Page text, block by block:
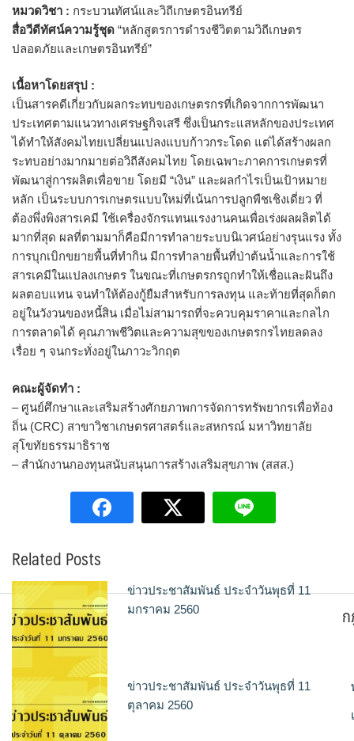
หมวดวิชา : กระบวนทัศน์และวิถีเกษตรอินทรีย์
สื่อวีดีทัศน์ความรู้ชุด “หลักสูตรการดำรงชีวิตตามวิถีเกษตร
ปลอดภัยและเกษตรอินทรีย์”
เนื้อหาโดยสรุป :
เป็นสารคดีเกี่ยวกับผลกระทบของเกษตรกรที่เกิดจากการพัฒนา
ประเทศตามแนวทางเศรษฐกิจเสรี ซึ่งเป็นกระแสหลักของประเทศ
ได้ทำให้สังคมไทยเปลี่ยนแปลงแบบก้าวกระโดด แต่ได้สร้างผลก
ระทบอย่างมากมายต่อวิถีสังคมไทย โดยเฉพาะภาคการเกษตรที่
พัฒนาสู่การผลิตเพื่อขาย โดยมี “เงิน” และผลกำไรเป็นเป้าหมาย
หลัก เป็นระบบการเกษตรแบบใหม่ที่เน้นการปลูกพืชเชิงเดี่ยว ที่
ต้องพึ่งพิงสารเคมี ใช้เครื่องจักรแทนแรงงานคนเพื่อเร่งผลผลิตได้
มากที่สุด ผลที่ตามมาก็คือมีการทำลายระบบนิเวศน์อย่างรุนแรง ทั้ง
การบุกเบิกขยายพื้นที่ทำกิน มีการทำลายพื้นที่ป่าต้นน้ำและการใช้
สารเคมีในแปลงเกษตร ในขณะที่เกษตรกรถูกทำให้เชื่อและฝันถึง
ผลตอบแทน จนทำให้ต้องกู้ยืมสำหรับการลงทุน และท้ายที่สุดก็ตก
อยู่ในวังวนของหนี้สิน เมื่อไม่สามารถที่จะควบคุมราคาและกลไก
การตลาดได้ คุณภาพชีวิตและความสุขของเกษตรกรไทยลดลง
เรื่อย ๆ จนกระทั่งอยู่ในภาวะวิกฤต
คณะผู้จัดทำ :
– ศูนย์ศึกษาและเสริมสร้างศักยภาพการจัดการทรัพยากรเพื่อท้อง
ถิ่น (CRC) สาขาวิชาเกษตรศาสตร์และสหกรณ์ มหาวิทยาลัย
สุโขทัยธรรมาธิราช
– สำนักงานกองทุนสนับสนุนการสร้างเสริมสุขภาพ (สสส.)
Related Posts
ข่าวประชาสัมพันธ์ ประจำวันพุธที่ 11
มกราคม 2560
ข่าวประชาสัมพันธ์ ประจำวันพุธที่ 11
ตุลาคม 2560